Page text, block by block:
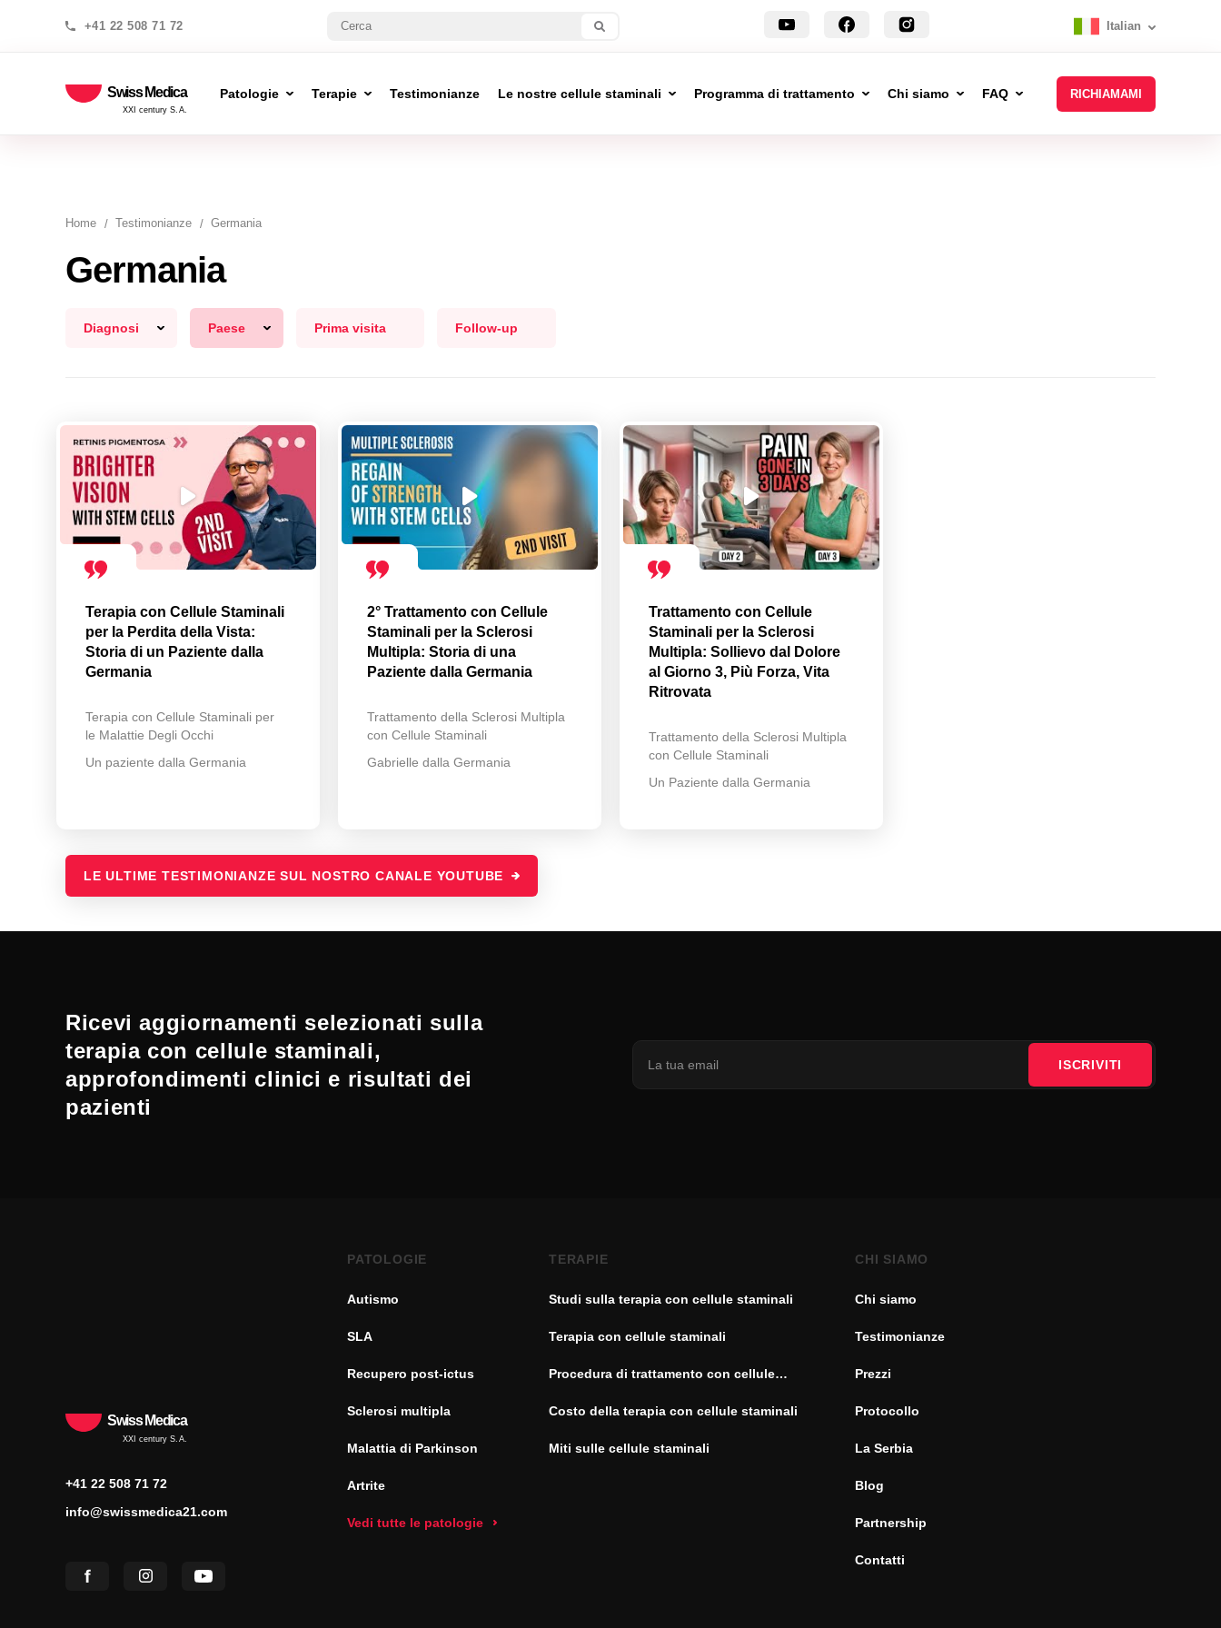
+41 22 508 71 72 Italian
Swiss Medica
XXI century S.A.
Patologie Terapie Testimonianze Le nostre cellule staminali Programma di trattamento Chi siamo FAQ RICHIAMAMI
Home Testimonianze Germania
Germania
Diagnosi Paese Prima visita Follow-up
Terapia con Cellule Staminali
per la Perdita della Vista:
Storia di un Paziente dalla
Germania
Terapia con Cellule Staminali per
le Malattie Degli Occhi
Un paziente dalla Germania
2° Trattamento con Cellule
Staminali per la Sclerosi
Multipla: Storia di una
Paziente dalla Germania
Trattamento della Sclerosi Multipla
con Cellule Staminali
Gabrielle dalla Germania
Trattamento con Cellule
Staminali per la Sclerosi
Multipla: Sollievo dal Dolore
al Giorno 3, Più Forza, Vita
Ritrovata
Trattamento della Sclerosi Multipla
con Cellule Staminali
Un Paziente dalla Germania
LE ULTIME TESTIMONIANZE SUL NOSTRO CANALE YOUTUBE
Ricevi aggiornamenti selezionati sulla
terapia con cellule staminali,
approfondimenti clinici e risultati dei
pazienti
ISCRIVITI
Swiss Medica
XXI century S.A.
+41 22 508 71 72
info@swissmedica21.com
PATOLOGIE
Autismo
SLA
Recupero post-ictus
Sclerosi multipla
Malattia di Parkinson
Artrite
Vedi tutte le patologie
TERAPIE
Studi sulla terapia con cellule staminali
Terapia con cellule staminali
Procedura di trattamento con cellule
Costo della terapia con cellule staminali
Miti sulle cellule staminali
CHI SIAMO
Chi siamo
Testimonianze
Prezzi
Protocollo
La Serbia
Blog
Partnership
Contatti